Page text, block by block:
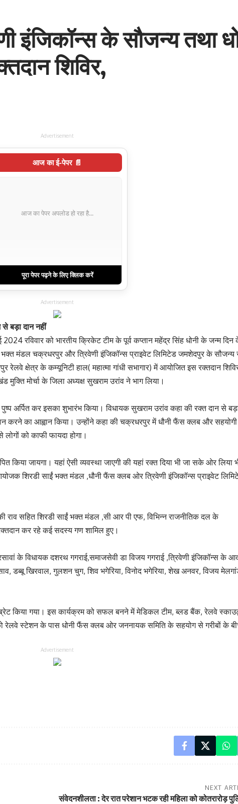
इंजिकॉन्स के सौजन्य तथा
शिविर,
Advertisement
आज का ई-पेपर 📄
आज का पेपर अपलोड हो रहा है...
पूरा पेपर पढ़ने के लिए क्लिक करें
Advertisement
से बड़ा दान नहीं
रविवार को भारतीय क्रिकेट टीम के पूर्व कप्तान महेंद्र सिंह धोनी के जन्म दिन
मंडल चक्रधरपुर और त्रिवेणी इंजिकॉन्स प्राइवेट लिमिटेड जमशेदपुर के सौजन्य
रेलवे क्षेत्र के कम्यूनिटी हाल( महात्मा गांधी सभागार) में आयोजित इस रक्तदान
मोर्चा के जिला अध्यक्ष सुखराम उरांव ने भाग लिया।
पुष्प अर्पित कर इसका शुभारंभ किया। विधायक सुखराम उरांव कहा की रक्त दान से
करने का आह्वान किया। उन्होंने कहा की चक्रधरपुर में धौनी फैंस क्लब और सहयोगी
को काफी फायदा होगा।
किया जायगा। यहां ऐसी व्यवस्था जाएगी की यहां रक्त दिया भी जा सके ओर लिया
शिरडी साईं भक्त मंडल ,धौनी फैंस क्लब ओर त्रिवेणी इंजिकॉन्स प्राइवेट
सहित शिरडी साईं भक्त मंडल ,सी आर पी एफ, विभिन्न राजनीतिक दल के
कर रहे कई सदस्य गण शामिल हुए।
के विधायक दशरथ गगराई,समाजसेवी डा विजय गगराई ,त्रिवेणी इंजिकॉन्स के
डब्बू खिरवाल, गुलशन चुग, शिव भगेरिया, विनोद भगेरिया, शेख अनवर, विजय
किया गया। इस कार्यक्रम को सफल बनने में मेडिकल टीम, ब्लड बैंक, रेलवे
को रेलवे स्टेशन के पास धोनी फैंस क्लब ओर जननायक समिति के सहयोग से गरीबों के
Advertisement
NEXT
संवेदनशीलता : देर रात परेशान भटक रही महिला को कोतरारोड़